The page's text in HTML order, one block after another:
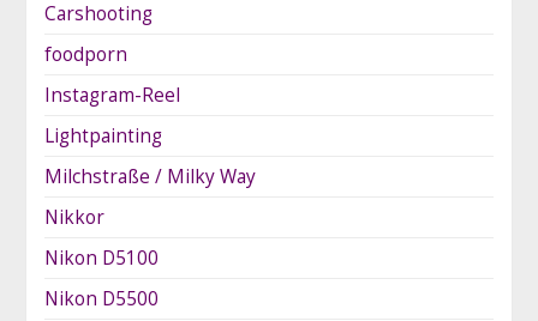
Carshooting
foodporn
Instagram-Reel
Lightpainting
Milchstraße / Milky Way
Nikkor
Nikon D5100
Nikon D5500